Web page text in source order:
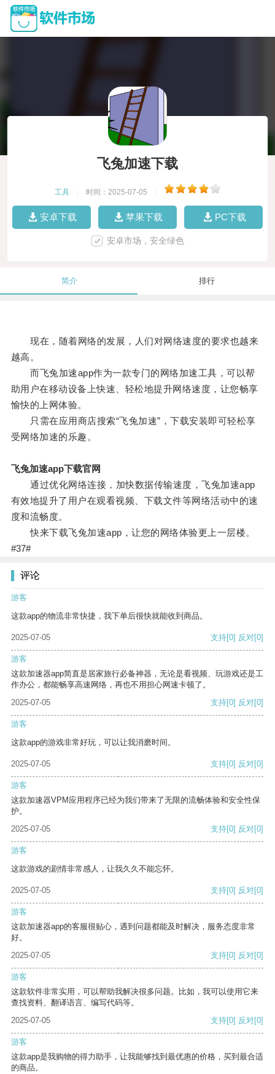
飞兔加速下载
工具 时间：2025-07-05
安卓下载 苹果下载 PC下载
安卓市场，安全绿色
简介 排行
现在，随着网络的发展，人们对网络速度的要求也越来
越高。
而飞兔加速app作为一款专门的网络加速工具，可以帮
助用户在移动设备上快速、轻松地提升网络速度，让您畅享
愉快的上网体验。
只需在应用商店搜索“飞兔加速”，下载安装即可轻松享
受网络加速的乐趣。
飞兔加速app下载官网
通过优化网络连接，加快数据传输速度，飞兔加速app
有效地提升了用户在观看视频、下载文件等网络活动中的速
度和流畅度。
快来下载飞兔加速app，让您的网络体验更上一层楼。
#37#
评论
游客
这款app的物流非常快捷，我下单后很快就能收到商品。
2025-07-05 支持[0] 反对[0]
游客
这款加速器app简直是居家旅行必备神器，无论是看视频、玩游戏还是工
作办公，都能畅享高速网络，再也不用担心网速卡顿了。
2025-07-05
支持[0] 反对[0]
游客
这款app的游戏非常好玩，可以让我消磨时间。
2025-07-05 支持[0] 反对[0]
游客
这款加速器VPM应用程序已经为我们带来了无限的流畅体验和安全性保
护。
2025-07-05
支持[0] 反对[0]
游客
这款游戏的剧情非常感人，让我久久不能忘怀。
2025-07-05 支持[0] 反对[0]
游客
这款加速器app的客服很贴心，遇到问题都能及时解决，服务态度非常
好。
2025-07-05
支持[0] 反对[0]
游客
这款软件非常实用，可以帮助我解决很多问题。比如，我可以使用它来
查找资料、翻译语言、编写代码等。
2025-07-05
支持[0] 反对[0]
游客
这款app是我购物的得力助手，让我能够找到最优惠的价格，买到最合适
的商品。